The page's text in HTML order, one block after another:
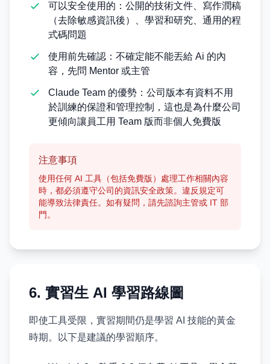
可以安全使用的：公開的技術文件、寫作潤稿
（去除敏感資訊後）、學習和研究、通用的程
式碼問題
使用前先確認：不確定能不能丟給 Ai 的內
容，先問 Mentor 或主管
Claude Team 的優勢：公司版本有資料不用
於訓練的保證和管理控制，這也是為什麼公司
更傾向讓員工用 Team 版而非個人免費版
注意事項
使用任何 AI 工具（包括免費版）處理工作相關內容
時，都必須遵守公司的資訊安全政策。違反規定可
能導致法律責任。如有疑問，請先諮詢主管或 IT 部
門。
6. 實習生 AI 學習路線圖
即使工具受限，實習期間仍是學習 AI 技能的黃金
時期。以下是建議的學習順序。